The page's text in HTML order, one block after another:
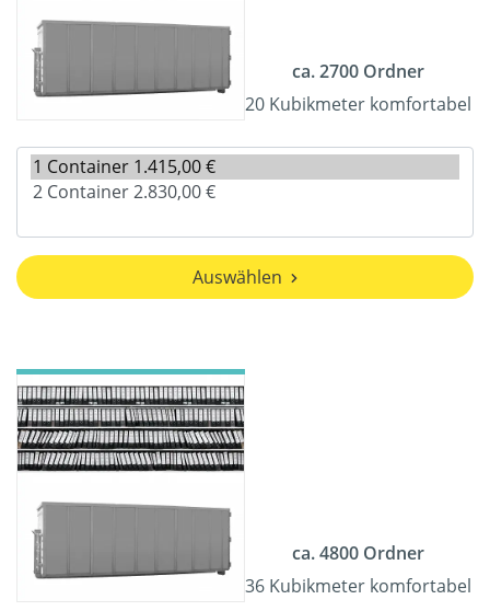
ca. 2700 Ordner
20 Kubikmeter komfortabel
Auswählen
ca. 4800 Ordner
36 Kubikmeter komfortabel